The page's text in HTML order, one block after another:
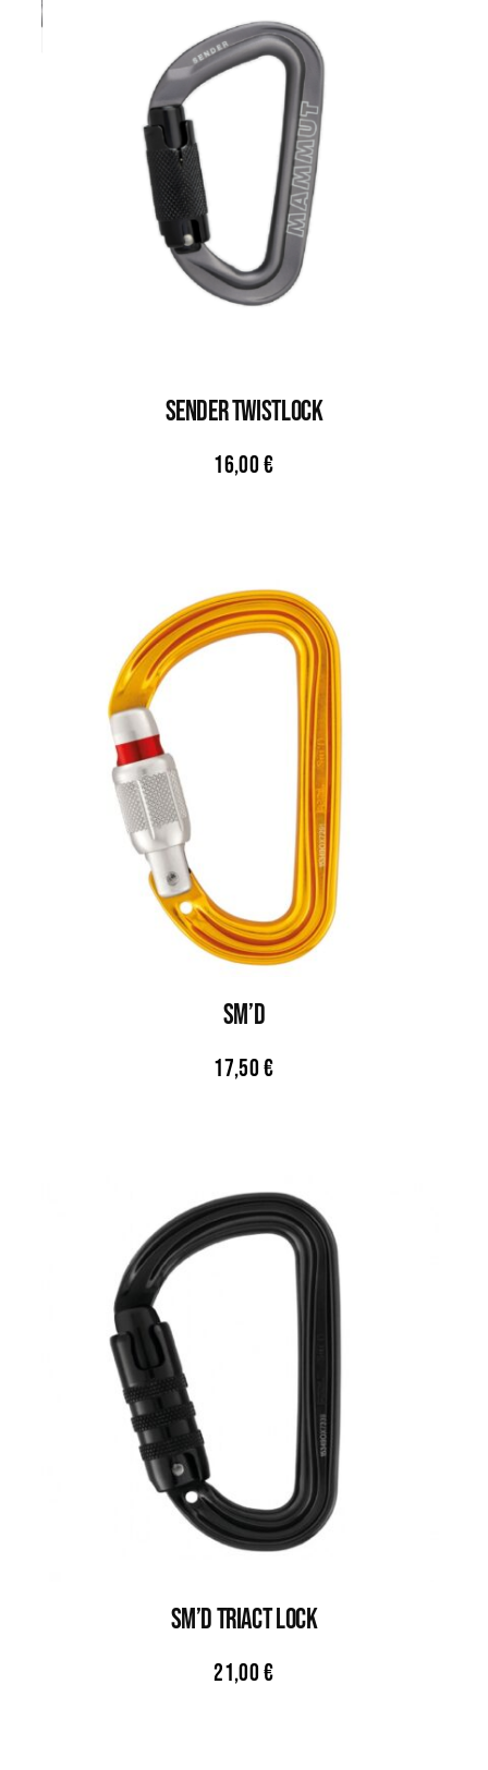
Sender Twistlock
16,00€
SM’D
17,50€
SM’D Triact Lock
21,00€